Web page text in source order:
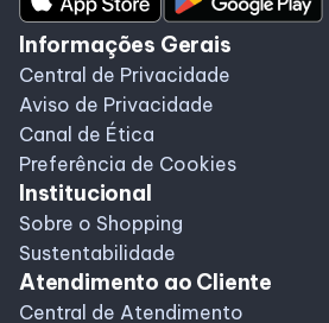
Informações Gerais
Central de Privacidade
Aviso de Privacidade
Canal de Ética
Preferência de Cookies
Institucional
Sobre o Shopping
Sustentabilidade
Atendimento ao Cliente
Central de Atendimento